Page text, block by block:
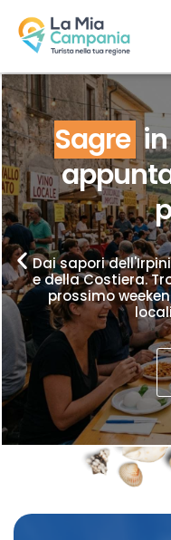
Sagre
Dai sapori
e della Costiera.
prossimo